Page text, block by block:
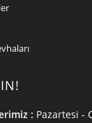
: Pazartesi -